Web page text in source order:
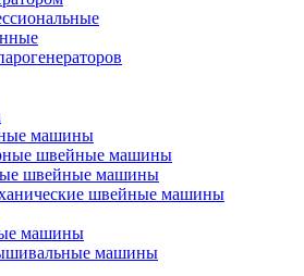
машины
швейные машины
швейные машины
швейные машины
машины
машины